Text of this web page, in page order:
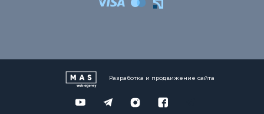
Разработка и продвижение сайта